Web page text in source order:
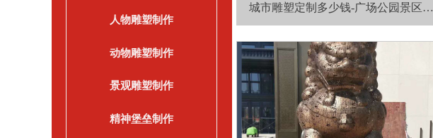
人物雕塑制作
动物雕塑制作
景观雕塑制作
精神堡垒制作
城市雕塑定制多少钱-广场公园景区不
锈钢玻璃钢雕塑制作报价